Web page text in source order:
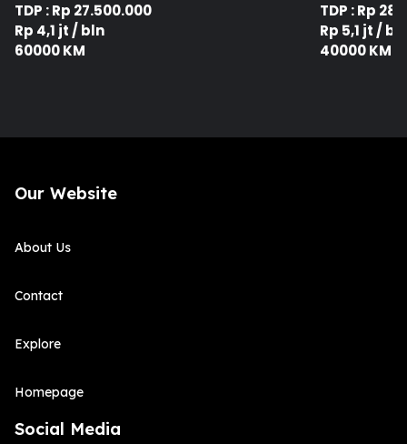
TDP : Rp 27.500.000
Rp 4,1 jt / bln
60000 KM
TDP : Rp
Rp 5,1 jt /
40000 KM
Our Website
About Us
Contact
Explore
Homepage
Social Media